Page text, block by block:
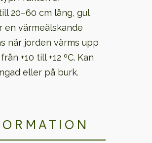
20–60 cm lång, gul
en värmeälskande
när jorden värms upp
+10 till +12 ºC. Kan
eller på burk.